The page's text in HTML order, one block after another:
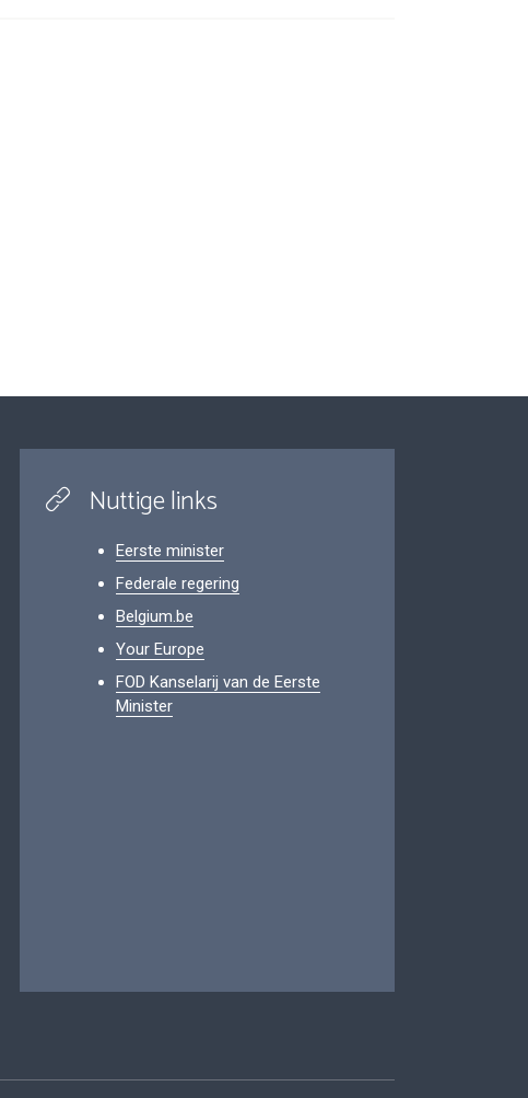
Nuttige links
Eerste minister
Federale regering
Belgium.be
Your Europe
FOD Kanselarij van de Eerste
Minister